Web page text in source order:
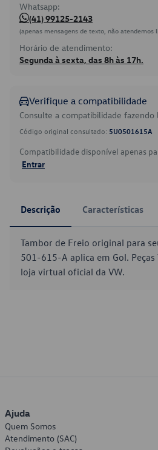
Whatsapp:
(41) 99125-2143
(apenas mensagens de texto, não atendemos
Horário de atendimento:
Segunda à sexta, das 8h às 17h.
Verifique a compatibilidade
Consulte a compatibilidade fazendo
Código original consultado: 5U0501615A
Compatibilidade disponível apenas
Entrar
Descrição Características
Tambor de Freio original para
501-615-A aplica em Gol. Peças
loja virtual oficial da VW.
Ajuda
Quem Somos
Atendimento (SAC)